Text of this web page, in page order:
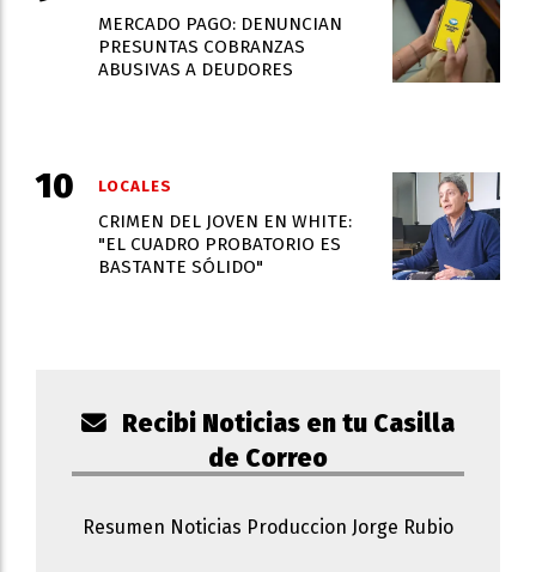
MERCADO PAGO: DENUNCIAN
PRESUNTAS COBRANZAS
ABUSIVAS A DEUDORES
CRIMEN DEL JOVEN EN WHITE:
"EL CUADRO PROBATORIO ES
BASTANTE SÓLIDO"
LOCALES
Recibi Noticias en tu Casilla
de Correo
Resumen Noticias Produccion Jorge Rubio